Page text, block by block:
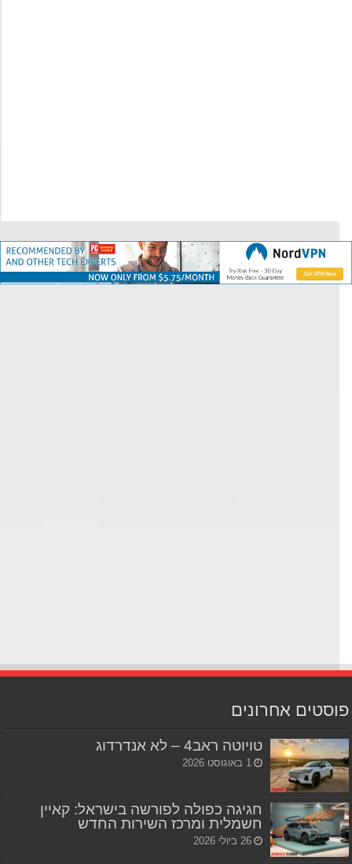
אחרונים
טויוטה ראב4 – לא אנדרדוג
1 באוגוסט 2026
חגיגה כפולה לפורשה בישראל: קאיין
חשמלית ומרכז השירות החדש
26 ביולי 2026